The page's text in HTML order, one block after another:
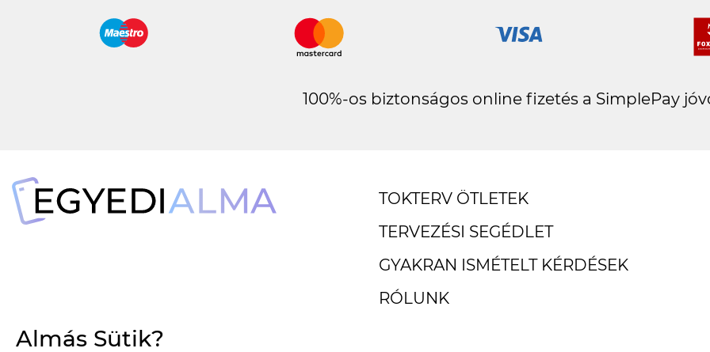
100%-os biztonságos online fizetés a SimplePay
TOKTERV ÖTLETEK
TERVEZÉSI SEGÉDLET
GYAKRAN ISMÉTELT KÉRDÉSEK
RÓLUNK
Almás Sütik?